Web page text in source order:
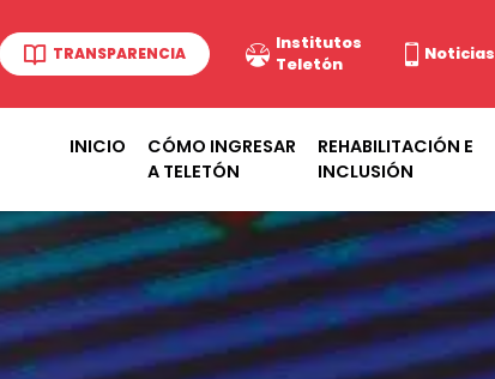
TRANSPARENCIA
Institutos
Teletón
Noticias
INICIO
CÓMO INGRESAR
A TELETÓN
REHABILITACIÓN E
INCLUSIÓN